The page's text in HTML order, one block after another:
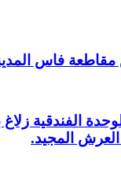
المدينة يهنئ صاحب
للوحدة
العرش المجيد.